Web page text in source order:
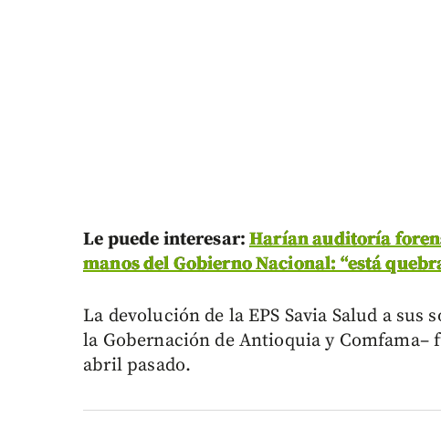
Le puede interesar:Harían auditoría
manos del Gobierno Nacional: “está
La devolución de la EPS Savia Salud a
la Gobernación de Antioquia y Comfama–
abril pasado.